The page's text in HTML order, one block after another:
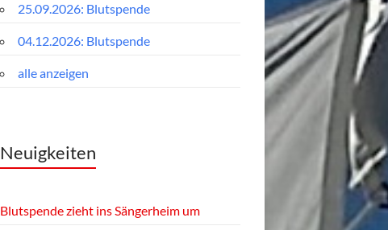
25.09.2026: Blutspende
04.12.2026: Blutspende
alle anzeigen
Neuigkeiten
Blutspende zieht ins Sängerheim um